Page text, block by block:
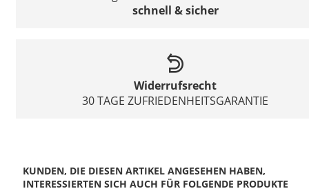
schnell & sicher
Widerrufsrecht
30 TAGE ZUFRIEDENHEITSGARANTIE
KUNDEN, DIE DIESEN ARTIKEL ANGESEHEN HABEN,
INTERESSIERTEN SICH AUCH FÜR FOLGENDE PRODUKTE